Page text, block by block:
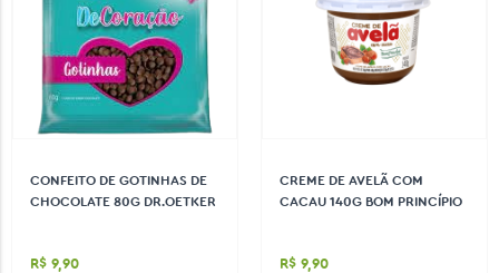
CONFEITO DE GOTINHAS DE
CHOCOLATE 80G DR.OETKER
R$ 9,90
CREME DE AVELÃ COM
CACAU 140G BOM PRINCÍPIO
R$ 9,90